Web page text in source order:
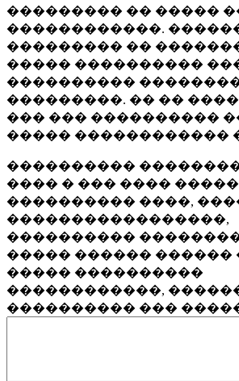
��������� �� �����
������������.
��������� ��
����� ����������
����������
���������. �� ��
��� ��� ����������
����� ������������
����������
���� � ��� ����
���������� ����,
�����������������,
����������
����� ������ ������
����� ����������
������������,
���������� ���